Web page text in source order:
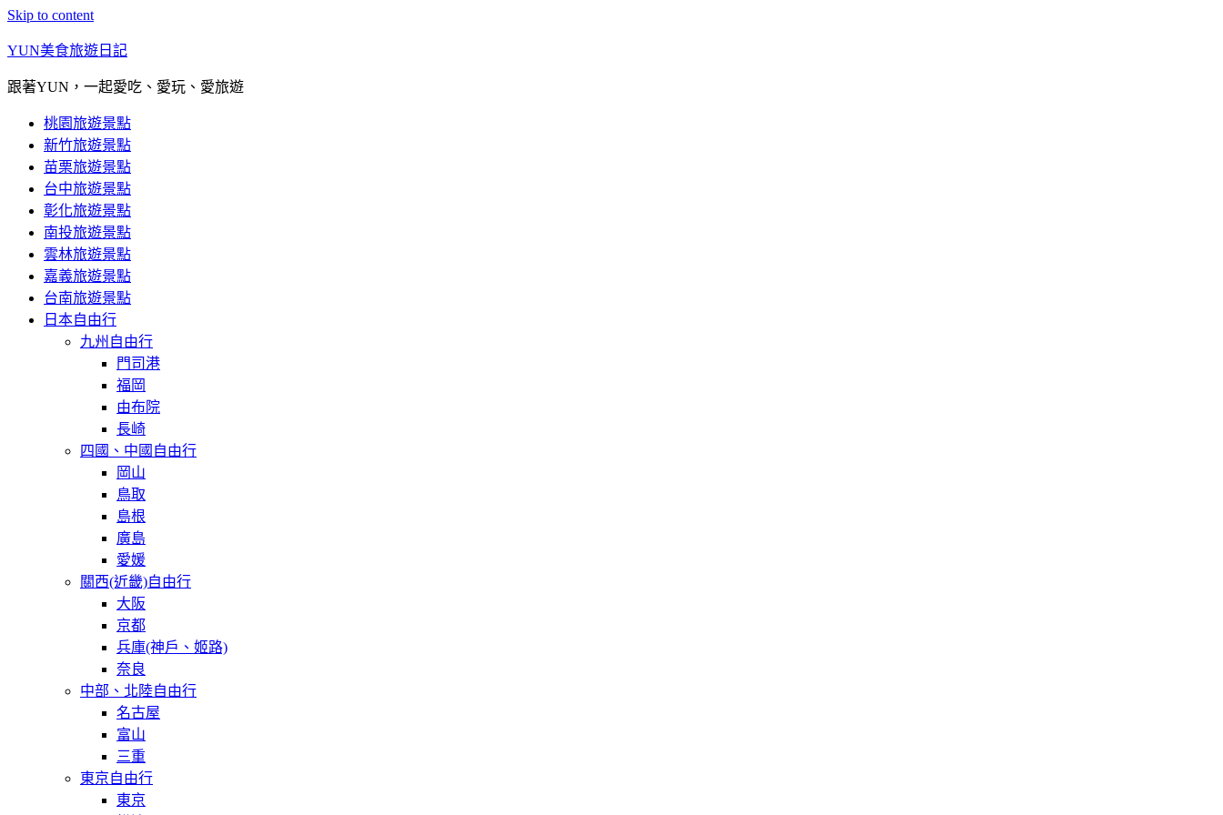
Skip to content
YUN美食旅遊日記
跟著YUN，一起愛吃、愛玩、愛旅遊
桃園旅遊景點
新竹旅遊景點
苗栗旅遊景點
台中旅遊景點
彰化旅遊景點
南投旅遊景點
雲林旅遊景點
嘉義旅遊景點
台南旅遊景點
日本自由行
九州自由行
門司港
福岡
由布院
長崎
四國、中國自由行
岡山
鳥取
島根
廣島
愛媛
關西(近畿)自由行
大阪
京都
兵庫(神戶、姬路)
奈良
中部、北陸自由行
名古屋
富山
三重
東京自由行
東京